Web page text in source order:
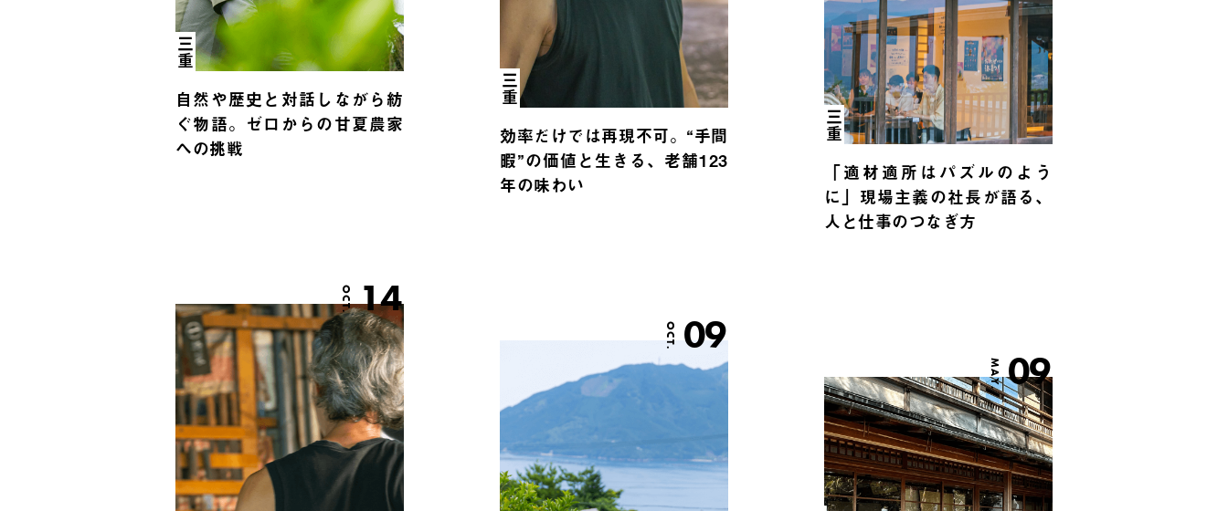
三重
自然や歴史と対話しながら紡
ぐ物語。ゼロからの甘夏農家
への挑戦
三重
効率だけでは再現不可。“手間
暇”の価値と生きる、老舗123
年の味わい
三重
「適材適所はパズルのよう
に」現場主義の社長が語る、
人と仕事のつなぎ方
OCT.14
OCT. 09
MAY.09